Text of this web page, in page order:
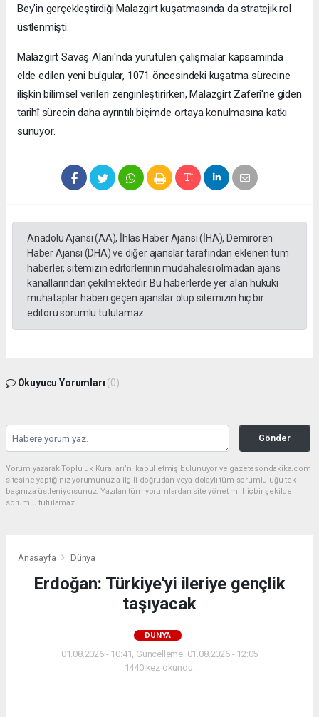
Bey'in gerçekleştirdiği Malazgirt kuşatmasında da stratejik rol
üstlenmişti.
Malazgirt Savaş Alanı'nda yürütülen çalışmalar kapsamında
elde edilen yeni bulgular, 1071 öncesindeki kuşatma sürecine
ilişkin bilimsel verileri zenginleştirirken, Malazgirt Zaferi'ne giden
tarihî sürecin daha ayrıntılı biçimde ortaya konulmasına katkı
sunuyor.
Anadolu Ajansı (AA), İhlas Haber Ajansı (İHA), Demirören
Haber Ajansı (DHA) ve diğer ajanslar tarafından eklenen tüm
haberler, sitemizin editörlerinin müdahalesi olmadan ajans
kanallarından çekilmektedir. Bu haberlerde yer alan hukuki
muhataplar haberi geçen ajanslar olup sitemizin hiç bir
editörü sorumlu tutulamaz...
Okuyucu Yorumları (0)
Gönder
Yorum yazarak Topluluk Kuralları’nı kabul etmiş bulunuyor ve gazetesondakika.com
sitesine yaptığınız yorumunuzla ilgili doğrudan veya dolaylı tüm sorumluluğu tek
başınıza üstleniyorsunuz. Yazılan tüm yorumlardan site yönetimi hiçbir şekilde
sorumlu tutulamaz.
Anasayfa Dünya
Erdoğan: Türkiye'yi ileriye gençlik
taşıyacak
DÜNYA
01.08.2026 - 10:41, Güncelleme: 01.08.2026 - 12:05
1440 kez okundu.